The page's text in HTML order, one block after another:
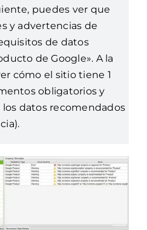
puedes ver que
y advertencias de
de datos
de Google». A la
cómo el sitio tiene 1
obligatorios y
los datos recomendados